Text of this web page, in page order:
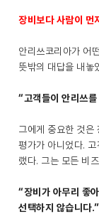
장비보다 사람이 먼
안리쓰코리아가 어
뜻밖의 대답을 내놓
“고객들이 안리쓰
그에게 중요한 것은
평가가 아니었다.
랬다. 그는 모든 비
“장비가 아무리 좋
선택하지 않습니다.”